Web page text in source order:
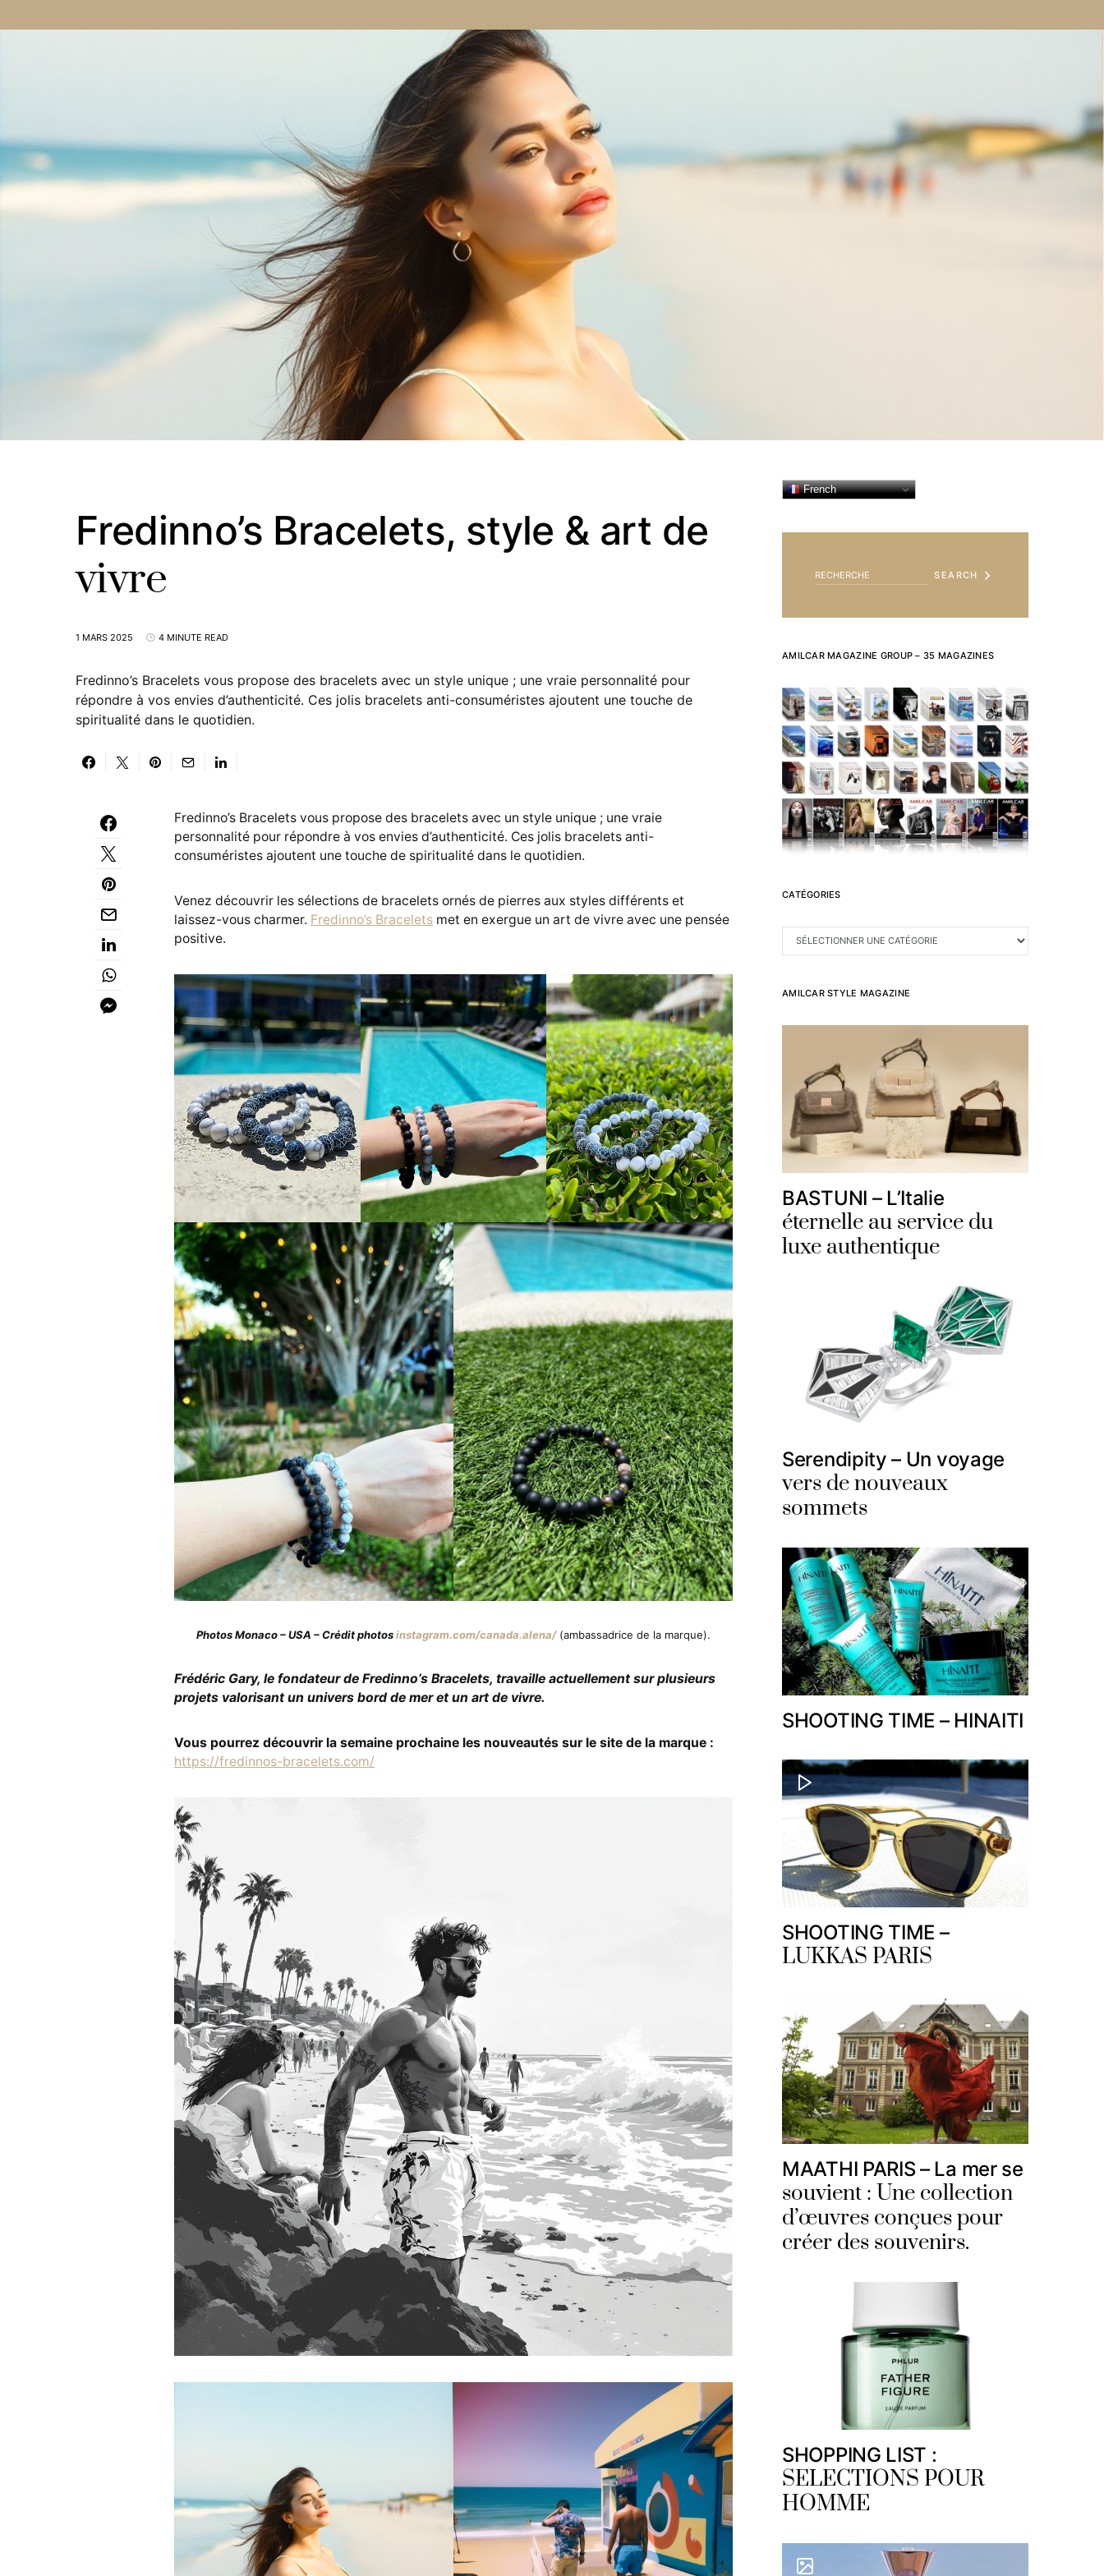
Fredinno’s Bracelets, style & art de
vivre
1 MARS 2025 4 MINUTE READ
Fredinno’s Bracelets vous propose des bracelets avec un style unique ; une vraie personnalité pour
répondre à vos envies d’authenticité. Ces jolis bracelets anti-consuméristes ajoutent une touche de
spiritualité dans le quotidien.
Fredinno’s Bracelets vous propose des bracelets avec un style unique ; une vraie
personnalité pour répondre à vos envies d’authenticité. Ces jolis bracelets anti-
consuméristes ajoutent une touche de spiritualité dans le quotidien.
Venez découvrir les sélections de bracelets ornés de pierres aux styles différents et
laissez-vous charmer. Fredinno’s Bracelets met en exergue un art de vivre avec une pensée
positive.
Photos Monaco – USA – Crédit photosinstagram.com/canada.alena/(ambassadrice de la marque).
Frédéric Gary, le fondateur de Fredinno’s Bracelets, travaille actuellement sur plusieurs
projets valorisant un univers bord de mer et un art de vivre.
Vous pourrez découvrir la semaine prochaine les nouveautés sur le site de la marque :
https://fredinnos-bracelets.com/
French
SEARCH
AMILCAR MAGAZINE GROUP – 35 MAGAZINES
CATÉGORIES
CATÉGORIES
AMILCAR STYLE MAGAZINE
BASTUNI – L’Italie
éternelle au service du
luxe authentique
Serendipity – Un voyage
vers de nouveaux
sommets
SHOOTING TIME – HINAITI
SHOOTING TIME –
LUKKAS PARIS
MAATHI PARIS – La mer se
souvient : Une collection
d’œuvres conçues pour
créer des souvenirs.
SHOPPING LIST :
SELECTIONS POUR
HOMME